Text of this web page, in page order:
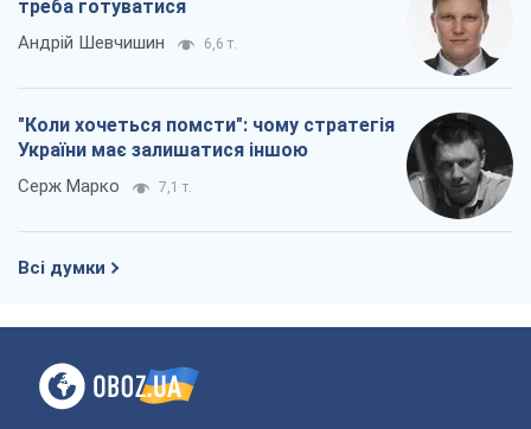
треба готуватися
Андрій Шевчишин 6,6 т.
"Коли хочеться помсти": чому стратегія
України має залишатися іншою
Серж Марко 7,1 т.
Всі думки